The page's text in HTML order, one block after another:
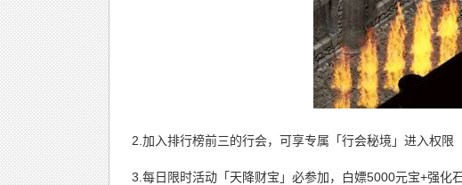
2.加入排行榜前三的行会，可享专属「行会秘境」进入权限
3.每日限时活动「天降财宝」必参加，白嫖5000元宝+强化